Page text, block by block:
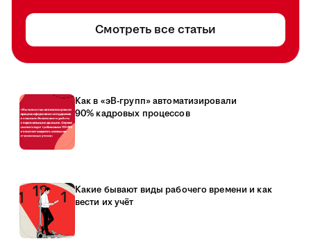
Смотреть все статьи
Как в «эВ-групп» автоматизировали
90% кадровых процессов
Какие бывают виды рабочего времени и как
вести их учёт